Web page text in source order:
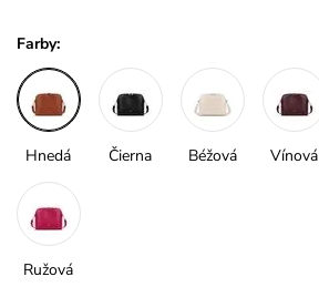
Farby:
Hnedá Čierna Béžová Vínová
Ružová